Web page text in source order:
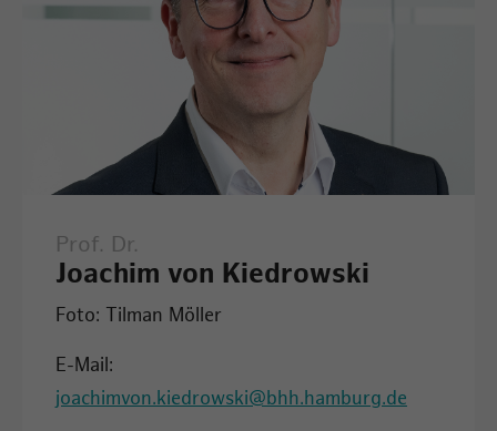
Prof. Dr.
Joachim von Kiedrowski
Foto: Tilman Möller
E-Mail:
joachimvon.kiedrowski@bhh.hamburg.de